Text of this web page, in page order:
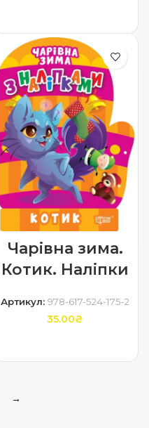
Чарівна зима.
Котик. Наліпки
Артикул:978-617-524-175-2
35.00₴
→